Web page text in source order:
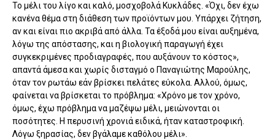
Το μέλι του λίγο και καλό, μοσχοβολά Κυκλάδες. «Όχι, δεν έχω
κανένα θέμα στη διάθεση των προϊόντων μου. Υπάρχει ζήτηση,
αν και είναι πιο ακριβά από άλλα. Τα έξοδά μου είναι αυξημένα,
λόγω της απόστασης, και η βιολογική παραγωγή έχει
συγκεκριμένες προδιαγραφές, που αυξάνουν το κόστος»,
απαντά άμεσα και χωρίς δισταγμό ο Παναγιώτης Μαρούλης,
όταν τον ρωτάω εάν βρίσκει πελάτες εύκολα. Αλλού, όμως,
φαίνεται να βρίσκεται το πρόβλημα: «Χρόνο με τον χρόνο,
όμως, έχω πρόβλημα να μαζέψω μέλι, μειώνονται οι
ποσότητες. Η περυσινή χρονιά ειδικά, ήταν καταστροφική.
Λόγω ξηρασίας, δεν βγάλαμε καθόλου μέλι».